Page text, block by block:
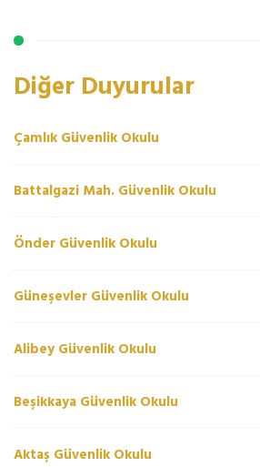
Diğer Duyurular
Çamlık Güvenlik Okulu
Battalgazi Mah. Güvenlik Okulu
Önder Güvenlik Okulu
Güneşevler Güvenlik Okulu
Alibey Güvenlik Okulu
Beşikkaya Güvenlik Okulu
Aktaş Güvenlik Okulu